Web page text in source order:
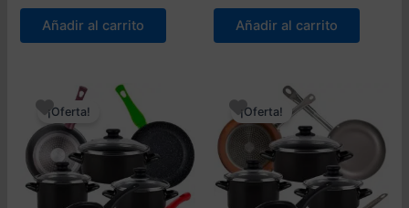
original
era:
actual
es:
Añadir al carrito
original
era:
actual
es:
Añadir al carrito
¡Oferta! ¡Oferta!